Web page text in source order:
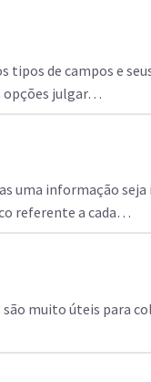
tipos de campos e
opções julgar…
uma informação seja
referente a cada…
são muito úteis para